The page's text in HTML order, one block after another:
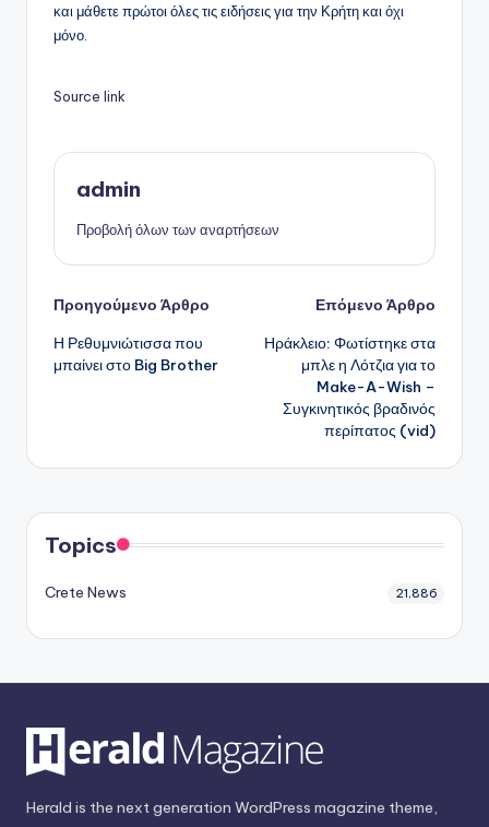
και μάθετε πρώτοι όλες τις ειδήσεις για την Κρήτη και όχι
μόνο.
Source link
admin
Προβολή όλων των αναρτήσεων
Πλοήγηση
δημοσιεύσεων
Προηγούμενο Άρθρο
Η Ρεθυμνιώτισσα που
μπαίνει στο Big Brother
Επόμενο Άρθρο
Ηράκλειο: Φωτίστηκε στα
μπλε η Λότζια για το
Make-A-Wish –
Συγκινητικός βραδινός
περίπατος (vid)
Topics
Crete News 21,886
Herald is the next generation WordPress magazine theme,